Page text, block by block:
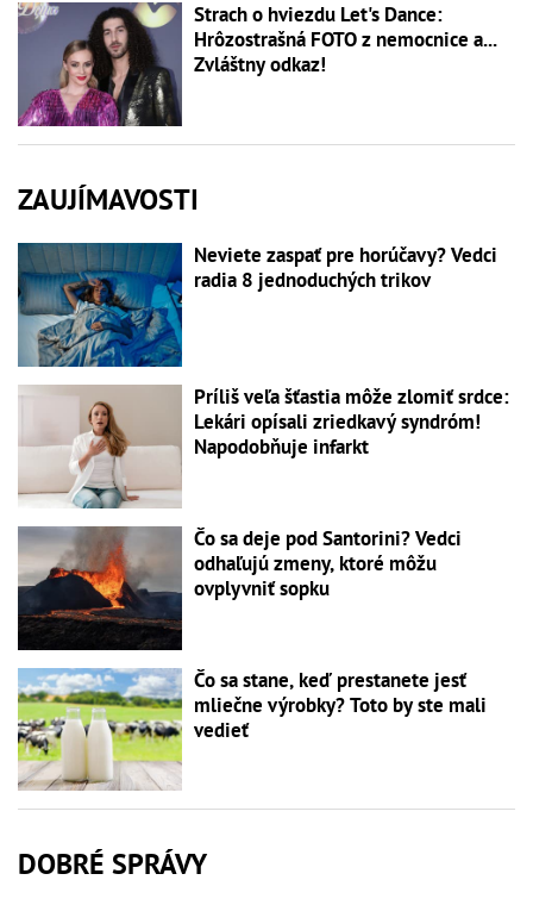
Strach o hviezdu Let's Dance:
Hrôzostrašná FOTO z nemocnice a...
Zvláštny odkaz!
ZAUJÍMAVOSTI
Neviete zaspať pre horúčavy? Vedci
radia 8 jednoduchých trikov
Príliš veľa šťastia môže zlomiť srdce:
Lekári opísali zriedkavý syndróm!
Napodobňuje infarkt
Čo sa deje pod Santorini? Vedci
odhaľujú zmeny, ktoré môžu
ovplyvniť sopku
Čo sa stane, keď prestanete jesť
mliečne výrobky? Toto by ste mali
vedieť
DOBRÉ SPRÁVY